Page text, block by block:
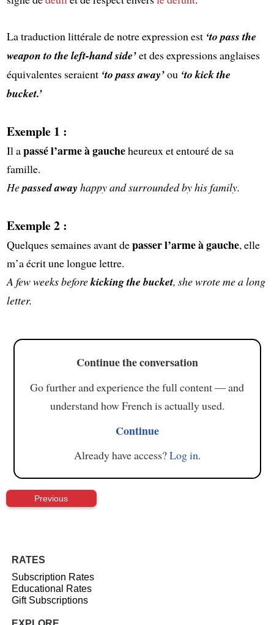
La traduction littérale de notre expression est ‘to pass the
weapon to the left-hand side’et des expressions anglaises
équivalentes seraient ‘to pass away’ou ‘to kick the
bucket.’
Exemple 1 :
Il apassé l’arme à gaucheheureux et entouré de sa
famille.
Hepassed away happy and surrounded by his family.
Exemple 2 :
Quelques semaines avant depasser l’arme à gauche, elle
m’a écrit une longue lettre.
A few weeks beforekicking the bucket, she wrote me a long
letter.
Continue the conversation
Go further and experience the full content — and
understand how French is actually used.
Continue
Already have access?Log in.
Previous
RATES
Subscription Rates
Educational Rates
Gift Subscriptions